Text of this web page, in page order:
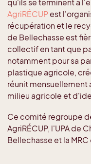
qu'ils se terminent à
AgriRÉCUPest
récupération et le
de Bellechasse est
collectif en tant que
notamment pour sa
plastique agricole,
réunit mensuellement
milieu agricole et
Ce comité regroupe
AgriRÉCUP, l'UPA de
Bellechasse et la